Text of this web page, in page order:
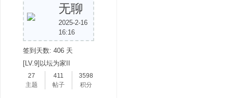
无聊
2025-2-16
16:16
签到天数: 406 天
[LV.9]以坛为家II
27
主题
411
帖子
3598
积分